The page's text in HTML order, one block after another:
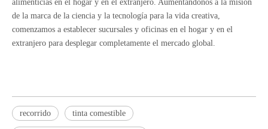
alimenticias en el hogar y en el extranjero. Aumentándonos a la misión
de la marca de la ciencia y la tecnología para la vida creativa,
comenzamos a establecer sucursales y oficinas en el hogar y en el
extranjero para desplegar completamente el mercado global.
recorrido tinta comestible